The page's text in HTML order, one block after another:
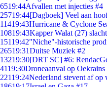
6519:44Afvallen met injecties #4
25719:44[Dagboek] Veel aan
11419:43Hurricane & Cyclone
10819:43Kapper Walat (27)
15119:42"Niche"-historische
26519:31Duitse Muziek #2
13219:30[DRT SC] #6:
4119:30Droneaanval op
22119:24Nederland stevent af op